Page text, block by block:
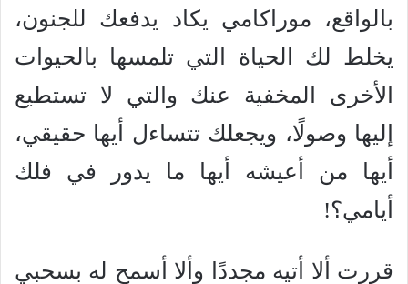
بالواقع، موراكامي يكاد يدفعك للجنون،
يخلط لك الحياة التي تلمسها بالحيوات
الأخرى المخفية عنك والتي لا تستطيع
إليها وصولًا، ويجعلك تتساءل أيها حقيقي،
أيها من أعيشه أيها ما يدور في فلك
أيامي؟!
قررت ألا أتيه مجددًا وألا أسمح له بسحبي